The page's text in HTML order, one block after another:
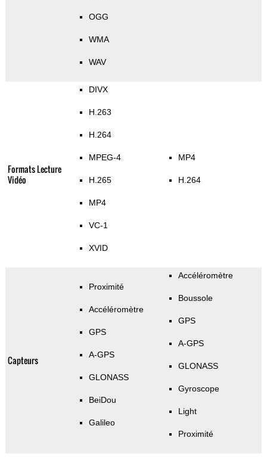
OGG
WMA
WAV
Formats Lecture
Vidéo
DIVX
H.263
H.264
MPEG-4
H.265
MP4
VC-1
XVID
MP4
H.264
Capteurs
Proximité
Accéléromètre
GPS
A-GPS
GLONASS
BeiDou
Galileo
Accéléromètre
Boussole
GPS
A-GPS
GLONASS
Gyroscope
Light
Proximité